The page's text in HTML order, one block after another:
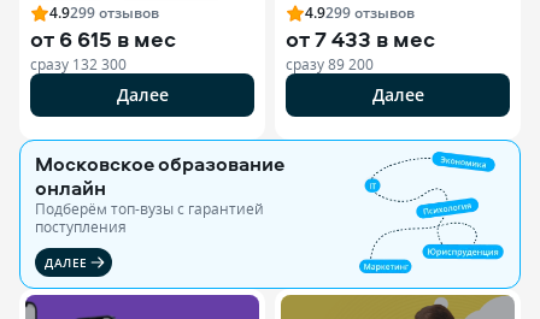
4.9299отзывов
от 6 615 в мес
сразу 132 300
Далее
4.9299отзывов
от7 433 в мес
сразу89 200
Далее
Московское образование
онлайн
Подберём топ-вузы c гарантией
поступления
ДАЛЕЕ